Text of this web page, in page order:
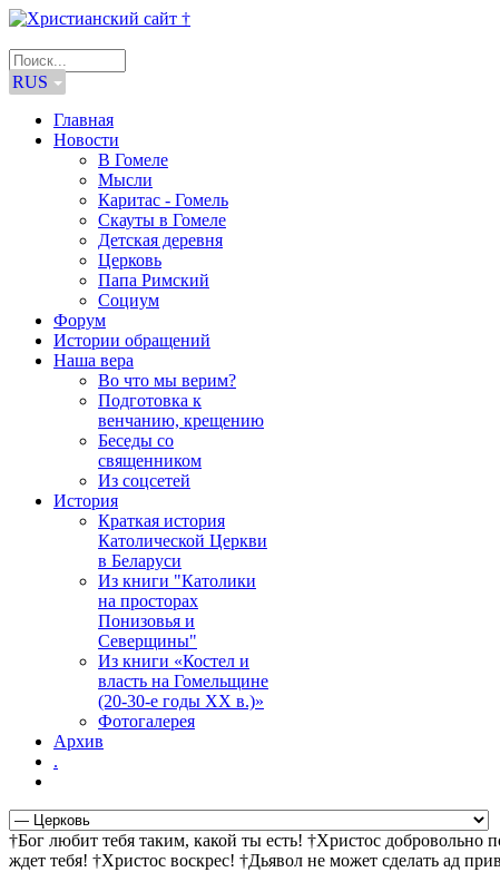
RUS
Главная
Новости
В Гомеле
Мысли
Каритас - Гомель
Скауты в Гомеле
Детская деревня
Церковь
Папа Римский
Социум
Форум
Истории обращений
Наша вера
Во что мы верим?
Подготовка к
венчанию, крещению
Беседы со
священником
Из соцсетей
История
Краткая история
Католической Церкви
в Беларуси
Из книги "Католики
на просторах
Понизовья и
Северщины"
Из книги «Костел и
власть на Гомельщине
(20-30-е годы ХХ в.)»
Фотогалерея
Архив
.
†Бог любит тебя таким, какой ты есть! †Христос
ждет тебя! †Христос воскрес! †Дьявол не может сделать ад